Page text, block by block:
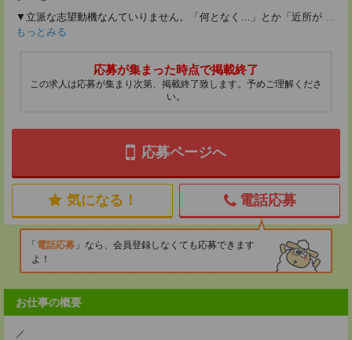
▼立派な志望動機なんていりません。「何となく…」とか「近所が ...
もっとみる
応募が集まった時点で掲載終了
この求人は応募が集まり次第、掲載終了致します。予めご理解くださ
い。
応募ページへ
気になる！ 電話応募
電話応募
なら、会員登録しなくても応募できます
よ！
お仕事の概要
／